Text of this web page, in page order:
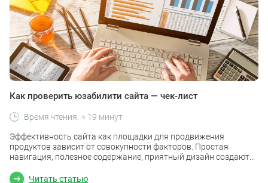
Как проверить юзабилити сайта — чек-лист
Эффективность сайта как площадки для продвижения
продуктов зависит от совокупности факторов. Простая
навигация, полезное содержание, приятный дизайн создают...
Читать статью
Время чтения: ≈ 19 минут